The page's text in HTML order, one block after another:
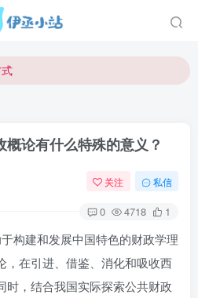
议！
论有什么特殊的意义？
关注 私信
0 4718 1
构建和发展中国特色的财政学理
，在引进、借鉴、消化和吸收西
时，结合我国实际探索公共财政